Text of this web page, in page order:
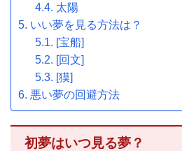
太陽
いい夢を見る方法は？
[宝船]
[回文]
[獏]
悪い夢の回避方法
初夢はいつ見る夢？